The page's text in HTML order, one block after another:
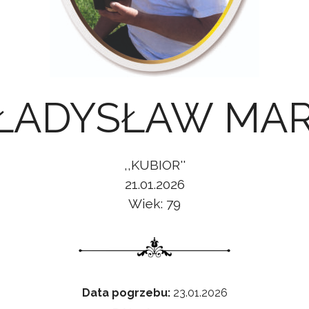
,,KUBIOR''
21.01.2026
Wiek: 79
Data pogrzebu:23.01.2026